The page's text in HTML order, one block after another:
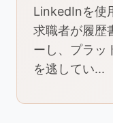
LinkedInを使
求職者が履歴
ーし、プラッ
を逃してい...